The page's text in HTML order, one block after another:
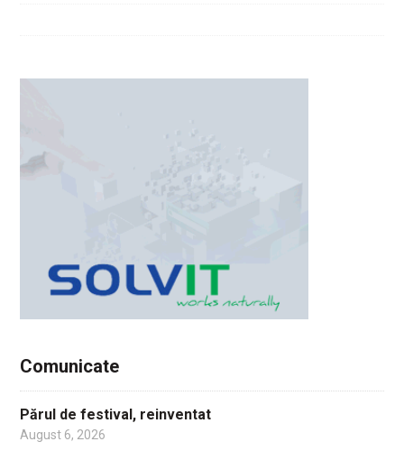
Comunicate
Părul de festival, reinventat
August 6, 2026